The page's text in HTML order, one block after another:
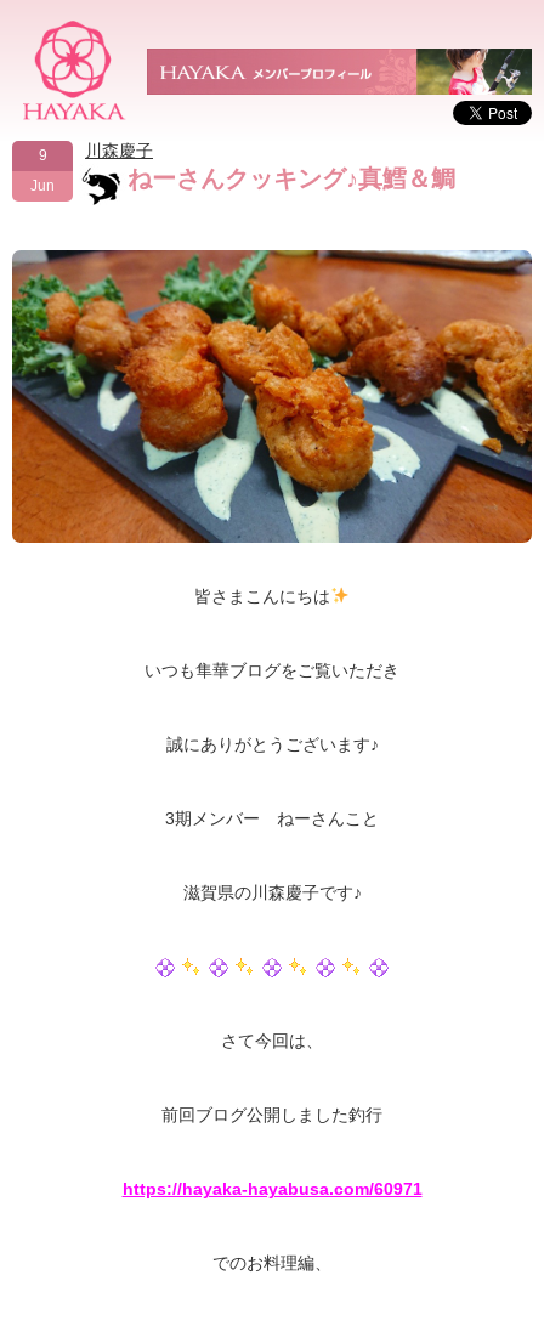
9
Jun
川森慶子
ねーさんクッキング♪真鱈＆鯛
皆さまこんにちは
いつも隼華ブログをご覧いただき
誠にありがとうございます♪
3期メンバー ねーさんこと
滋賀県の川森慶子です♪
さて今回は、
前回ブログ公開しました釣行
https://hayaka-hayabusa.com/60971
でのお料理編、